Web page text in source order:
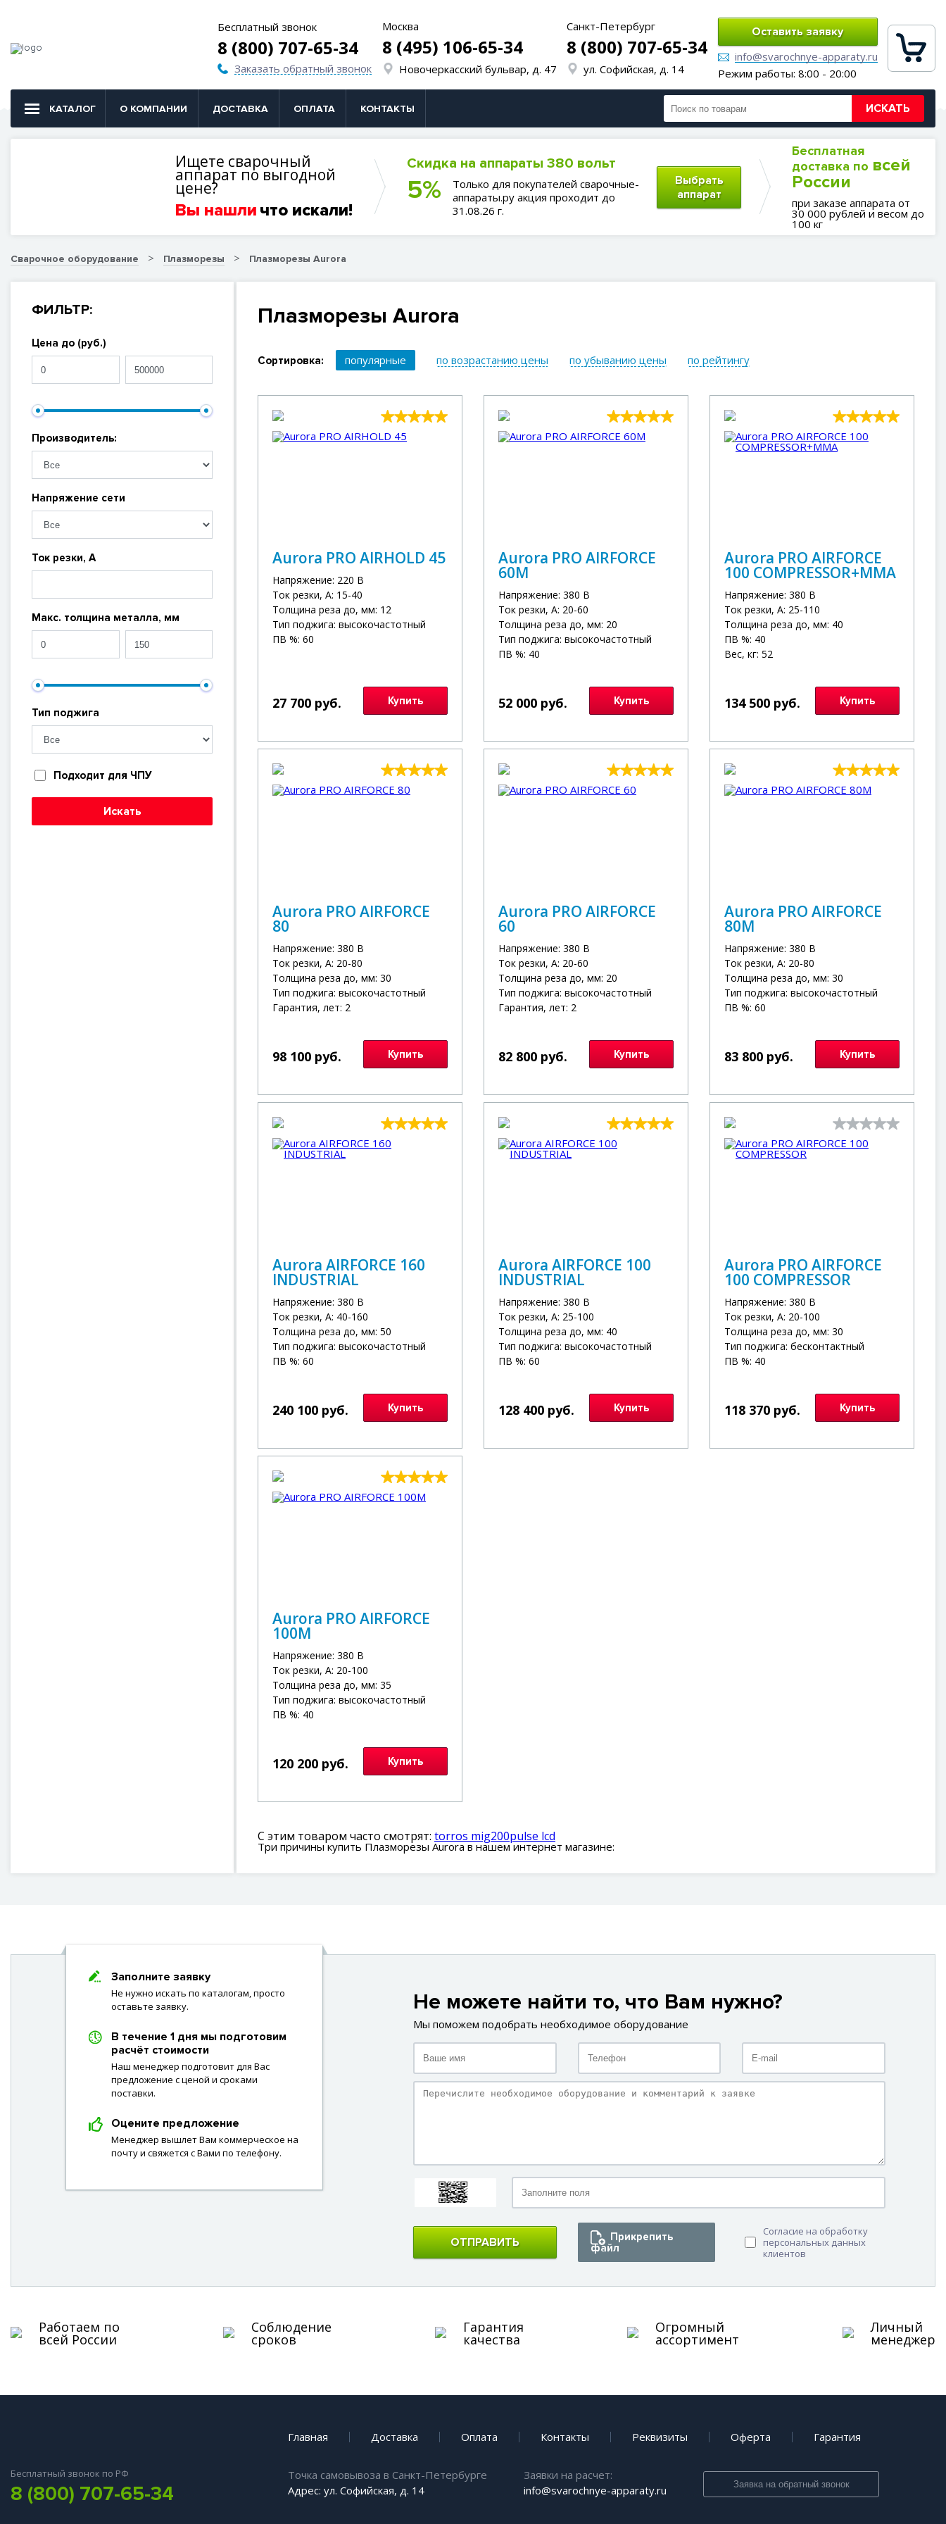
Бесплатный звонок
8 (800) 707-65-34
Заказать обратный звонок
Москва
8 (495) 106-65-34
Новочеркасский бульвар, д. 47
Санкт-Петербург
8 (800) 707-65-34
ул. Софийская, д. 14
Оставить заявку
info@svarochnye-apparaty.ru
Режим работы: 8:00 - 20:00
КАТАЛОГ О КОМПАНИИ ДОСТАВКА ОПЛАТА КОНТАКТЫ ИСКАТЬ
Ищете сварочный
аппарат по выгодной
цене?
Вы нашли что искали!
Скидка на аппараты 380 вольт
5%
Только для покупателей сварочные-
аппараты.ру акция проходит до
31.08.26 г.
Выбрать
аппарат
Бесплатная
доставка по всей
России
при заказе аппарата от
30 000 рублей и весом до
100 кг
Сварочное оборудование Плазморезы Плазморезы Aurora
ФИЛЬТР:
Цена до (руб.)
Производитель:
Напряжение сети
Ток резки, А
Макс. толщина металла, мм
Тип поджига
Подходит для ЧПУ
Искать
Плазморезы Aurora
Сортировка: популярные по возрастанию цены по убыванию цены по рейтингу
Aurora PRO AIRHOLD 45
Напряжение: 220 В
Ток резки, А: 15-40
Толщина реза до, мм: 12
Тип поджига: высокочастотный
ПВ %: 60
27 700 руб. Купить
Aurora PRO AIRFORCE
60M
Напряжение: 380 В
Ток резки, А: 20-60
Толщина реза до, мм: 20
Тип поджига: высокочастотный
ПВ %: 40
52 000 руб. Купить
Aurora PRO AIRFORCE
100 COMPRESSOR+ММА
Напряжение: 380 В
Ток резки, А: 25-110
Толщина реза до, мм: 40
ПВ %: 40
Вес, кг: 52
134 500 руб. Купить
Aurora PRO AIRFORCE
80
Напряжение: 380 В
Ток резки, А: 20-80
Толщина реза до, мм: 30
Тип поджига: высокочастотный
Гарантия, лет: 2
98 100 руб. Купить
Aurora PRO AIRFORCE
60
Напряжение: 380 В
Ток резки, А: 20-60
Толщина реза до, мм: 20
Тип поджига: высокочастотный
Гарантия, лет: 2
82 800 руб. Купить
Aurora PRO AIRFORCE
80M
Напряжение: 380 В
Ток резки, А: 20-80
Толщина реза до, мм: 30
Тип поджига: высокочастотный
ПВ %: 60
83 800 руб. Купить
Aurora AIRFORCE 160
INDUSTRIAL
Напряжение: 380 В
Ток резки, А: 40-160
Толщина реза до, мм: 50
Тип поджига: высокочастотный
ПВ %: 60
240 100 руб. Купить
Aurora AIRFORCE 100
INDUSTRIAL
Напряжение: 380 В
Ток резки, А: 25-100
Толщина реза до, мм: 40
Тип поджига: высокочастотный
ПВ %: 60
128 400 руб. Купить
Aurora PRO AIRFORCE
100 COMPRESSOR
Напряжение: 380 В
Ток резки, А: 20-100
Толщина реза до, мм: 30
Тип поджига: бесконтактный
ПВ %: 40
118 370 руб. Купить
Aurora PRO AIRFORCE
100M
Напряжение: 380 В
Ток резки, А: 20-100
Толщина реза до, мм: 35
Тип поджига: высокочастотный
ПВ %: 40
120 200 руб. Купить
С этим товаром часто смотрят: torros mig200pulse lcd
Три причины купить Плазморезы Aurora в нашем интернет магазине:
Заполните заявку
Не нужно искать по каталогам, просто
оставьте заявку.
В течение 1 дня мы подготовим
расчёт стоимости
Наш менеджер подготовит для Вас
предложение с ценой и сроками
поставки.
Оцените предложение
Менеджер вышлет Вам коммерческое на
почту и свяжется с Вами по телефону.
Не можете найти то, что Вам нужно?
Мы поможем подобрать необходимое оборудование
ОТПРАВИТЬ
Прикрепить
файл
Согласие на обработку
персональных данных
клиентов
Работаем по
всей России
Соблюдение
сроков
Гарантия
качества
Огромный
ассортимент
Личный
менеджер
Главная Доставка Оплата Контакты Реквизиты Оферта Гарантия
Бесплатный звонок по РФ
8 (800) 707-65-34
Точка самовывоза в Санкт-Петербурге
Адрес: ул. Софийская, д. 14
Заявки на расчет:
info@svarochnye-apparaty.ru
Заявка на обратный звонок